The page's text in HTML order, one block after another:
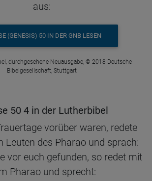
aus:
(GENESIS) 50 IN DER GNB LESEN
durchgesehene Neuausgabe, © 2018 Deutsche
Bibelgesellschaft, Stuttgart
50 4 in der Lutherbibel
vorüber waren, redete
Leuten des Pharao und sprach:
vor euch gefunden, so redet mit
Pharao und sprecht: